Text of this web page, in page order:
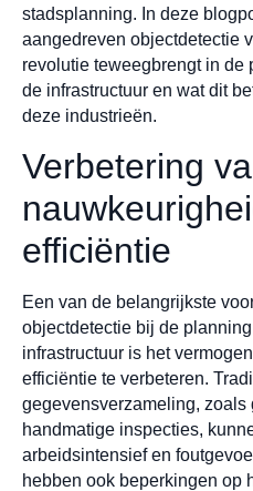
stadsplanning. In deze
aangedreven objectdetectie
revolutie teweegbrengt in de
de infrastructuur en wat dit
deze industrieën.
Verbetering
efficiëntie
Een van de belangrijkste
objectdetectie bij de
infrastructuur is het
efficiëntie te verbeteren.
gegevensverzameling, zoals
handmatige inspecties,
arbeidsintensief en
hebben ook beperkingen op